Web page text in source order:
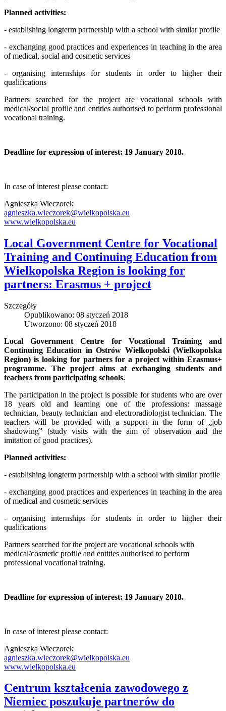
Planned activities:
- establishing longterm partnership with a school with similar profile
- exchanging good practices and experiences in teaching in the area
of medical, social and cosmetic services
- organising internships for students in order to higher their
qualifications
Partners searched for the project are vocational schools with
medical/social profile and entities authorised to perform professional
vocational training.
Deadline for expression of interest: 19 January 2018.
In case of interest please contact:
Agnieszka Wieczorek
agnieszka.wieczorek@wielkopolska.eu
www.wielkopolska.eu
Local Government Centre for Vocational
Training and Continuing Education from
Wielkopolska Region is looking for
partners: Erasmus + project
Szczegóły
Opublikowano: 08 styczeń 2018
Utworzono: 08 styczeń 2018
Local Government Centre for Vocational Training and
Continuing Education in Ostrów Wielkopolski (Wielkopolska
Region) is looking for partners for a project within Erasmus+
programme. The project aims at exchanging students and
teachers from participating schools.
The participation in the project is possible for students who are over
18 years old and learning one of the professions: massage
technician, beauty technician and electroradiologist technician. The
teachers will be provided with a support in the form of „job
shadowing” (study visits with the aim of observation and the
imitation of good practices).
Planned activities:
- establishing longterm partnership with a school with similar profile
- exchanging good practices and experiences in teaching in the area
of medical and cosmetic services
- organising internships for students in order to higher their
qualifications
Partners searched for the project are vocational schools with
medical/cosmetic profile and entities authorised to perform
professional vocational training.
Deadline for expression of interest: 19 January 2018.
In case of interest please contact:
Agnieszka Wieczorek
agnieszka.wieczorek@wielkopolska.eu
www.wielkopolska.eu
Centrum kształcenia zawodowego z
Niemiec poszukuje partnerów do